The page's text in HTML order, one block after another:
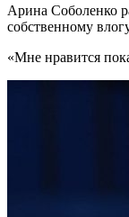
Арина Соболенко
собственному
«Мне нравится